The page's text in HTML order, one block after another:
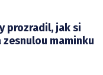
prozradil, jak si
maminku